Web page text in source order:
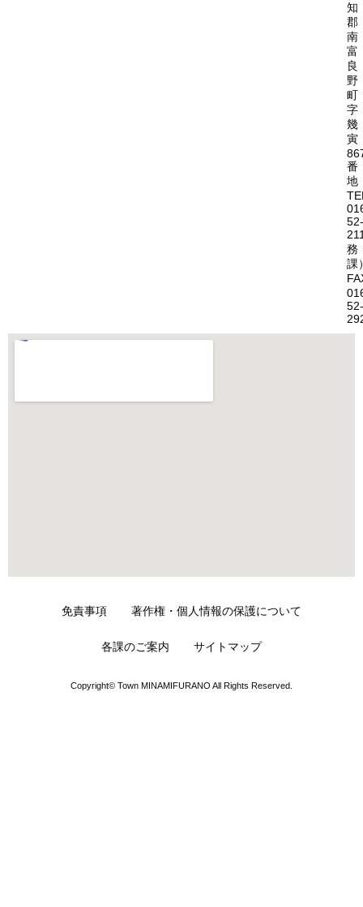
知
郡
南
富
良
野
町
字
幾
寅
番
地
52-
務
課
52-
免責事項 著作権・個人情報の保護について
各課のご案内 サイトマップ
Copyright© Town MINAMIFURANO All Rights Reserved.